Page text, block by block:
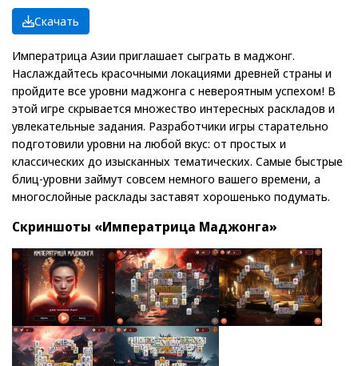
Скачать
Императрица Азии приглашает сыграть в маджонг.
Наслаждайтесь красочными локациями древней страны и
пройдите все уровни маджонга с невероятным успехом! В
этой игре скрывается множество интересных раскладов и
увлекательные задания. Разработчики игры старательно
подготовили уровни на любой вкус: от простых и
классических до изысканных тематических. Самые быстрые
блиц-уровни займут совсем немного вашего времени, а
многослойные расклады заставят хорошенько подумать.
Скриншоты «Императрица Маджонга»